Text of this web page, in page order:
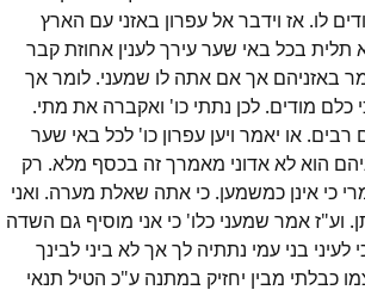
לו. אז וידבר אל עפרון באזני עם הארץ
תלית בכל באי שער עירך לענין אחוזת קבר
באזניהם אך אם אתה לו שמעני. לומר אך
כלם מודים. לכן נתתי כו' ואקברה את מתי.
או יאמר ויען עפרון כו' לכל באי שער
הוא לא אדוני מאמרך זה בכסף מלא. רק
כי אינן כמשמען. כי אתה שאלת מערה. ואני
וע"ז אמר שמעני כלו' כי אני מוסיף גם השדה
בני עמי נתתיה לך אך לא ביני לבינך
כבלתי מבין יחזיק במתנה ע"כ הטיל תנאי